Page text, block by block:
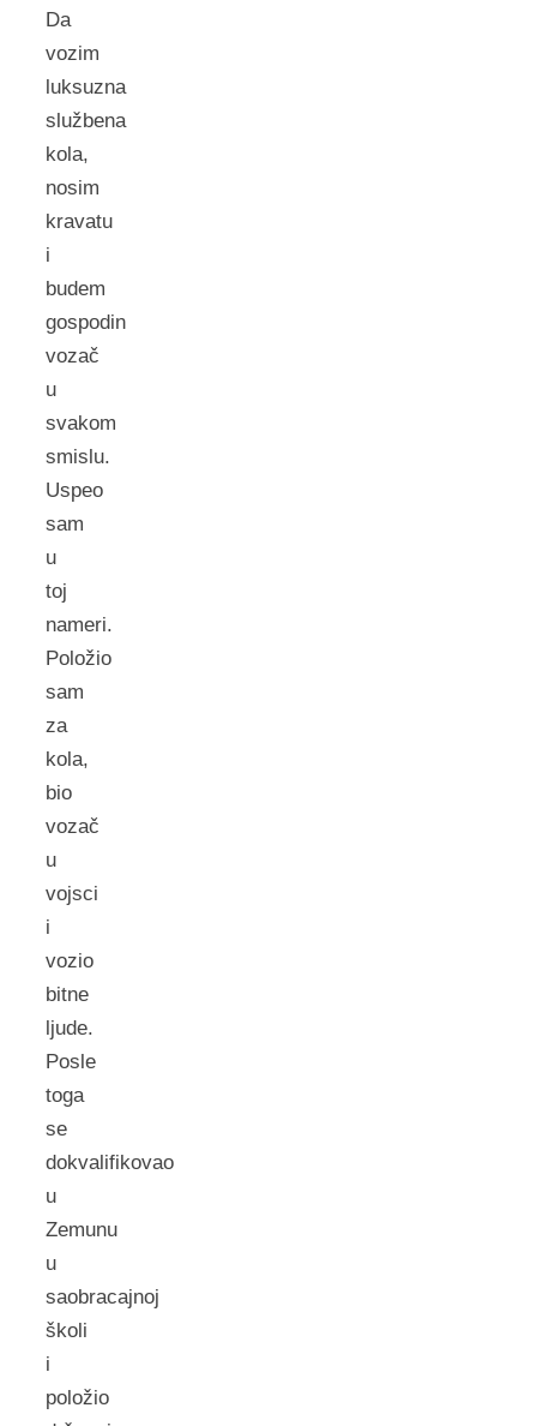
Da
vozim
luksuzna
službena
kola,
nosim
kravatu
i
budem
gospodin
vozač
u
svakom
smislu.
Uspeo
sam
u
toj
nameri.
Položio
sam
za
kola,
bio
vozač
u
vojsci
i
vozio
bitne
ljude.
Posle
toga
se
dokvalifikovao
u
Zemunu
u
saobracajnoj
školi
i
položio